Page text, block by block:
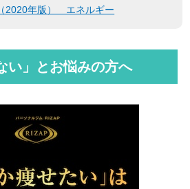
2020年版） エネルギー
い」とお悩みの方へ